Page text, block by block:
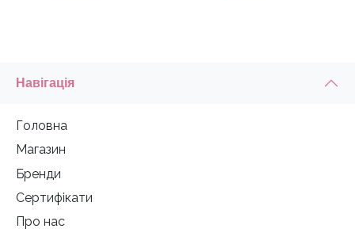
Навігація
Головна
Магазин
Бренди
Сертифікати
Про нас